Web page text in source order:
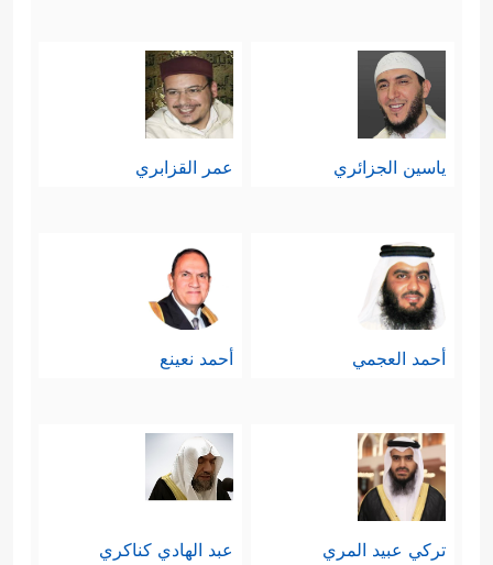
ياسين الجزائري عمر القزابري
أحمد العجمي أحمد نعينع
تركي عبيد المري عبد الهادي كناكري